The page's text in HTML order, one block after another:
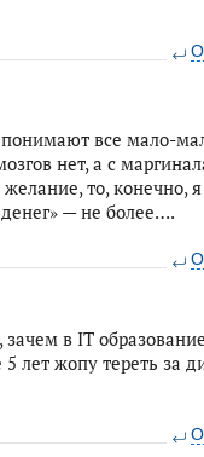
все мало-
нет, а с
то, конечно,
— не более….
в IT
лет жопу тереть за